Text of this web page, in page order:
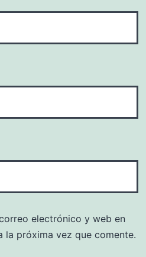
electrónico y web en
la próxima vez que comente.